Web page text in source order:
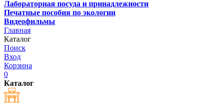
Лабораторная посуда и принадлежности
Печатные пособия по экологии
Видеофильмы
Главная
Каталог
Поиск
Вход
Корзина
0
Каталог